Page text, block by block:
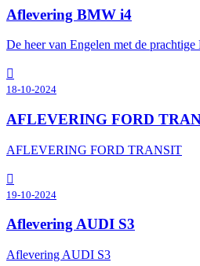
Aflevering BMW i4
De heer van Engelen met de
18-10-2024
AFLEVERING FORD
AFLEVERING FORD TRANSIT
19-10-2024
Aflevering AUDI S3
Aflevering AUDI S3